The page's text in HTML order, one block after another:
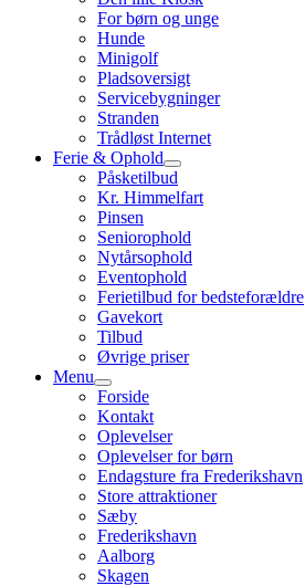
For børn og unge
Hunde
Minigolf
Pladsoversigt
Servicebygninger
Stranden
Trådløst Internet
Ferie & Ophold
Påsketilbud
Kr. Himmelfart
Pinsen
Seniorophold
Nytårsophold
Eventophold
Ferietilbud for bedsteforældre
Gavekort
Tilbud
Øvrige priser
Menu
Forside
Kontakt
Oplevelser
Oplevelser for børn
Endagsture fra Frederikshavn
Store attraktioner
Sæby
Frederikshavn
Aalborg
Skagen